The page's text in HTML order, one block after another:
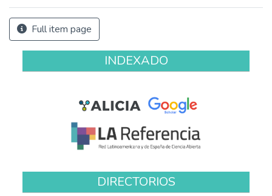
Full item page
INDEXADO
DIRECTORIOS